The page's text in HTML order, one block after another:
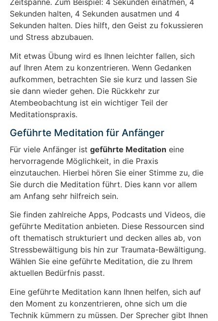
Zeitspanne. Zum Beispiel: 4 Sekunden einatmen, 4
Sekunden halten, 4 Sekunden ausatmen und 4
Sekunden halten. Dies hilft, den Geist zu fokussieren
und Stress abzubauen.
Mit etwas Übung wird es Ihnen leichter fallen, sich
auf Ihren Atem zu konzentrieren. Wenn Gedanken
aufkommen, betrachten Sie sie kurz und lassen Sie
sie dann wieder gehen. Die Rückkehr zur
Atembeobachtung ist ein wichtiger Teil der
Meditationspraxis.
Geführte Meditation für Anfänger
Für viele Anfänger ist geführte Meditation eine
hervorragende Möglichkeit, in die Praxis
einzutauchen. Hierbei hören Sie einer Stimme zu, die
Sie durch die Meditation führt. Dies kann vor allem
am Anfang sehr hilfreich sein.
Sie finden zahlreiche Apps, Podcasts und Videos, die
geführte Meditation anbieten. Diese Ressourcen sind
oft thematisch strukturiert und decken alles ab, von
Stressbewältigung bis hin zur Traumata-Bewältigung.
Wählen Sie eine geführte Meditation, die zu Ihrem
aktuellen Bedürfnis passt.
Eine geführte Meditation kann Ihnen helfen, sich auf
den Moment zu konzentrieren, ohne sich um die
Technik kümmern zu müssen. Der Sprecher gibt Ihnen